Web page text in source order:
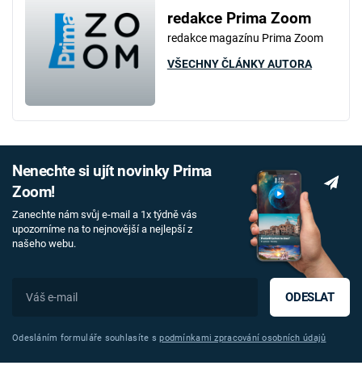
redakce Prima Zoom
redakce magazínu Prima Zoom
VŠECHNY ČLÁNKY AUTORA
Nenechte si ujít novinky Prima
Zoom!
Zanechte nám svůj e-mail a 1x týdně vás
upozorníme na to nejnovější a nejlepší z
našeho webu.
ODESLAT
Odesláním formuláře souhlasíte spodmínkami zpracování osobních údajů